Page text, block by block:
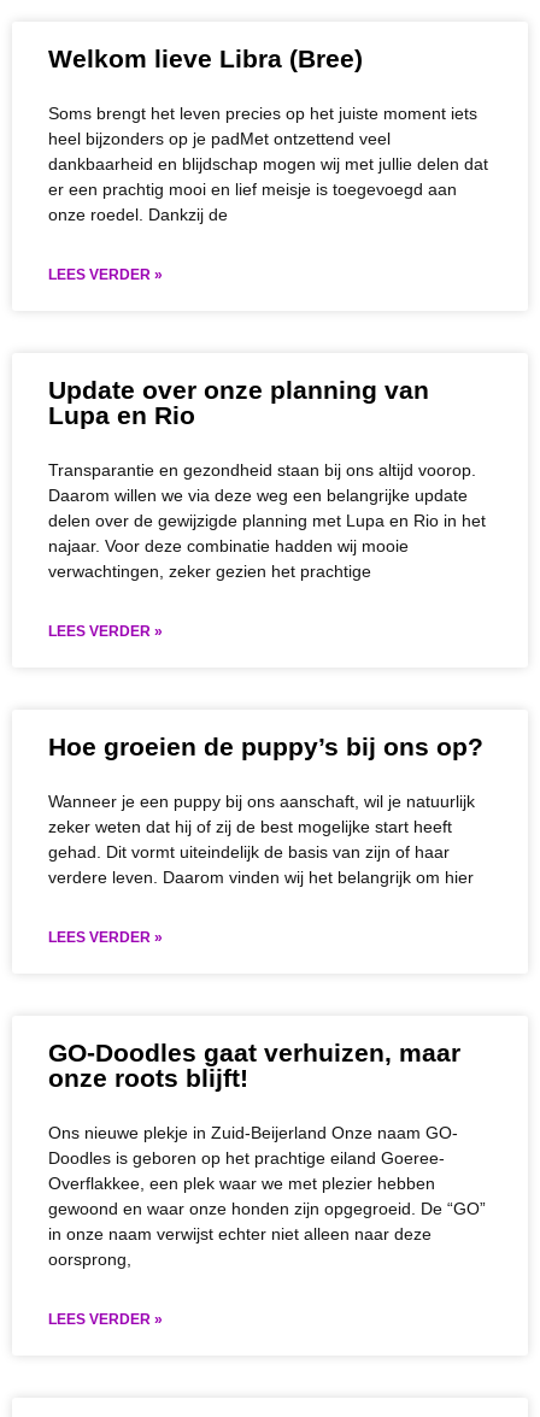
Welkom lieve Libra (Bree)
Soms brengt het leven precies op het juiste moment iets
heel bijzonders op je padMet ontzettend veel
dankbaarheid en blijdschap mogen wij met jullie delen dat
er een prachtig mooi en lief meisje is toegevoegd aan
onze roedel. Dankzij de
LEES VERDER »
Update over onze planning van
Lupa en Rio
Transparantie en gezondheid staan bij ons altijd voorop.
Daarom willen we via deze weg een belangrijke update
delen over de gewijzigde planning met Lupa en Rio in het
najaar. Voor deze combinatie hadden wij mooie
verwachtingen, zeker gezien het prachtige
LEES VERDER »
Hoe groeien de puppy’s bij ons op?
Wanneer je een puppy bij ons aanschaft, wil je natuurlijk
zeker weten dat hij of zij de best mogelijke start heeft
gehad. Dit vormt uiteindelijk de basis van zijn of haar
verdere leven. Daarom vinden wij het belangrijk om hier
LEES VERDER »
GO-Doodles gaat verhuizen, maar
onze roots blijft!
Ons nieuwe plekje in Zuid-Beijerland Onze naam GO-
Doodles is geboren op het prachtige eiland Goeree-
Overflakkee, een plek waar we met plezier hebben
gewoond en waar onze honden zijn opgegroeid. De “GO”
in onze naam verwijst echter niet alleen naar deze
oorsprong,
LEES VERDER »